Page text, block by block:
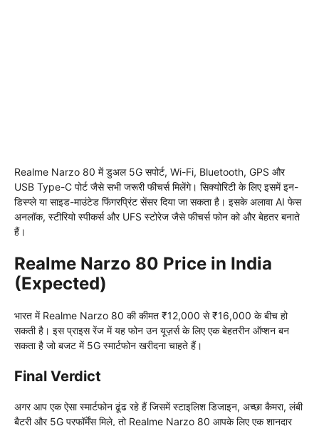
Realme Narzo 80 में डुअल 5G सपोर्ट, Wi-Fi, Bluetooth, GPS और
USB Type-C पोर्ट जैसे सभी जरूरी फीचर्स मिलेंगे। सिक्योरिटी के लिए इसमें इन-
डिस्प्ले या साइड-माउंटेड फिंगरप्रिंट सेंसर दिया जा सकता है। इसके अलावा AI फेस
अनलॉक, स्टीरियो स्पीकर्स और UFS स्टोरेज जैसे फीचर्स फोन को और बेहतर बनाते
हैं।
Realme Narzo 80 Price in India
(Expected)
भारत में Realme Narzo 80 की कीमत ₹12,000 से ₹16,000 के बीच हो
सकती है। इस प्राइस रेंज में यह फोन उन यूज़र्स के लिए एक बेहतरीन ऑप्शन बन
सकता है जो बजट में 5G स्मार्टफोन खरीदना चाहते हैं।
Final Verdict
अगर आप एक ऐसा स्मार्टफोन ढूंढ रहे हैं जिसमें स्टाइलिश डिजाइन, अच्छा कैमरा, लंबी
बैटरी और 5G परफॉर्मेंस मिले, तो Realme Narzo 80 आपके लिए एक शानदार